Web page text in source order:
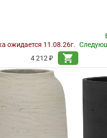
ожидается 11.08.26г.
4 212 ₽
shopping_cart